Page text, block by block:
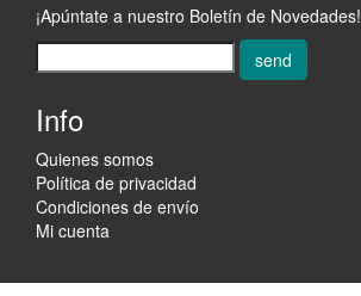
¡Apúntate a nuestro Boletín de Novedades!
send
Info
Quienes somos
Política de privacidad
Condiciones de envío
Mi cuenta